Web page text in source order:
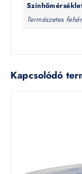
Természetes fehér
Kapcsolódó